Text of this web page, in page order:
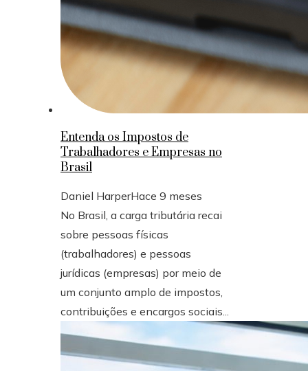
Entenda os Impostos de
Trabalhadores e Empresas no
Brasil
Daniel HarperHace 9 meses
No Brasil, a carga tributária recai
sobre pessoas físicas
(trabalhadores) e pessoas
jurídicas (empresas) por meio de
um conjunto amplo de impostos,
contribuições e encargos sociais...